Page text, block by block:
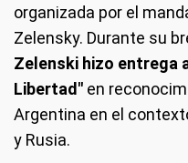
organizada por el
Zelensky. Durante su
Zelenski hizo entrega
Libertad" en
Argentina en el
y Rusia.